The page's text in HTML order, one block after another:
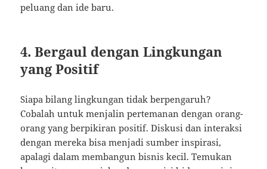
peluang dan ide baru.
4. Bergaul dengan Lingkungan
yang Positif
Siapa bilang lingkungan tidak berpengaruh?
Cobalah untuk menjalin pertemanan dengan orang-
orang yang berpikiran positif. Diskusi dan interaksi
dengan mereka bisa menjadi sumber inspirasi,
apalagi dalam membangun bisnis kecil. Temukan